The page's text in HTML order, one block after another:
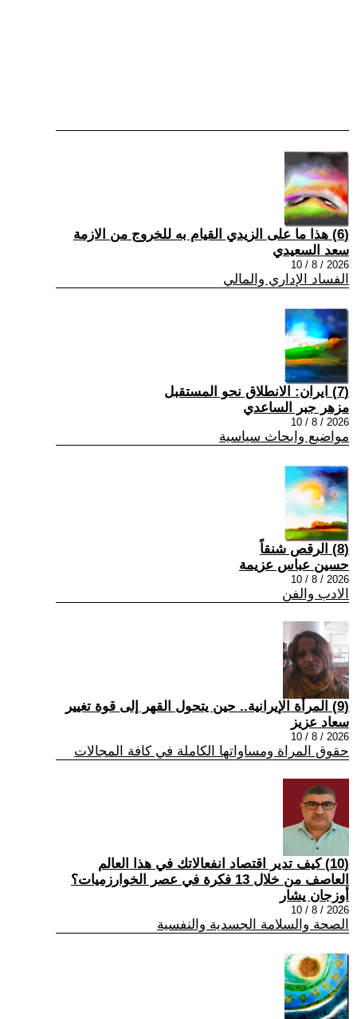
(6) هذا ما على الزيدي القيام به للخروج من الازمة
سعد السعيدي
2026 / 8 / 10
الفساد الإداري والمالي
(7) ايران: الانطلاق نحو المستقبل
مزهر جبر الساعدي
2026 / 8 / 10
مواضيع وابحاث سياسية
(8) الرقص شنقاً
حسين عباس عزيمة
2026 / 8 / 10
الادب والفن
(9) المرأة الإيرانية.. حين يتحول القهر إلى قوة تغيير
سعاد عزيز
2026 / 8 / 10
حقوق المراة ومساواتها الكاملة في كافة المجالات
(10) كيف تدير اقتصاد انفعالاتك في هذا العالم
العاصف من خلال 13 فكرة في عصر الخوارزميات؟
أوزجان يشار
2026 / 8 / 10
الصحة والسلامة الجسدية والنفسية